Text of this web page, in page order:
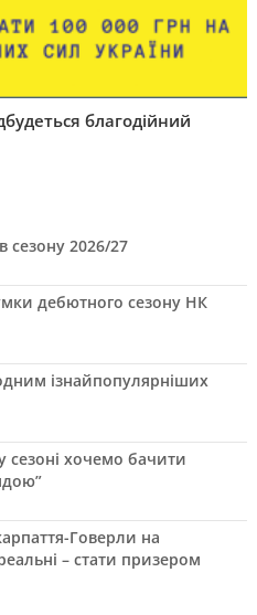
благодійний
сезону 2026/27
дебютного сезону НК
ізнайпопулярніших
сезоні хочемо бачити
Говерли на
– стати призером